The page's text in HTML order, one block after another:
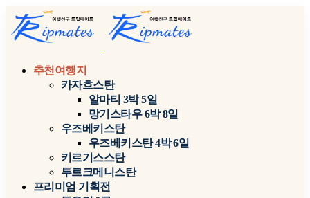
추천여행지
카자흐스탄
알마티 3박 5일
망기스타우 6박 8일
우즈베키스탄
우즈베키스탄 4박 6일
키르기스스탄
투르크메니스탄
프리미엄 기획전